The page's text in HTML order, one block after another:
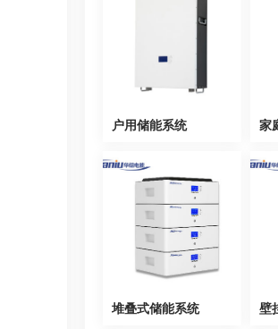
户用储能系统 家
堆叠式储能系统 壁